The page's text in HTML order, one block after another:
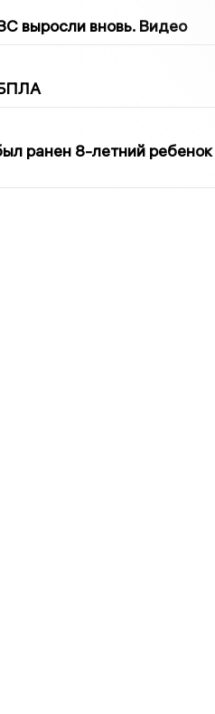
выросли вновь. Видео
ранен 8-летний ребенок